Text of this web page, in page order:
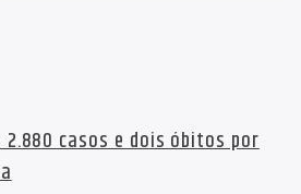
casos e dois óbitos por